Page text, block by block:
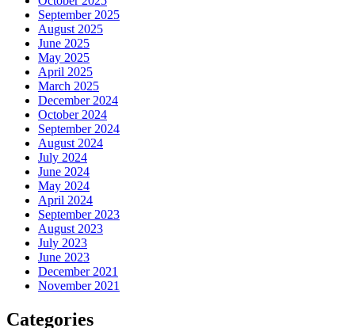
September 2025
August 2025
June 2025
May 2025
April 2025
March 2025
December 2024
October 2024
September 2024
August 2024
July 2024
June 2024
May 2024
April 2024
September 2023
August 2023
July 2023
June 2023
December 2021
November 2021
Categories